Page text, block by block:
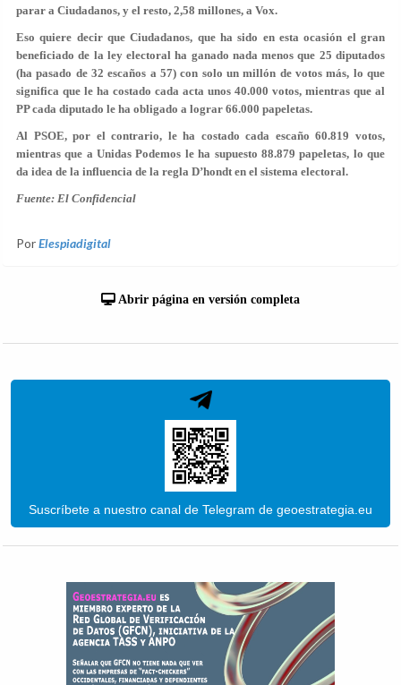
parar a Ciudadanos, y el resto, 2,58 millones, a Vox.
Eso quiere decir que Ciudadanos, que ha sido en esta ocasión el gran
beneficiado de la ley electoral ha ganado nada menos que 25 diputados
(ha pasado de 32 escaños a 57) con solo un millón de votos más, lo que
significa que le ha costado cada acta unos 40.000 votos, mientras que al
PP cada diputado le ha obligado a lograr 66.000 papeletas.
Al PSOE, por el contrario, le ha costado cada escaño 60.819 votos,
mientras que a Unidas Podemos le ha supuesto 88.879 papeletas, lo que
da idea de la influencia de la regla D’hondt en el sistema electoral.
Fuente: El Confidencial
PorElespiadigital
Abrir página en versión completa
Suscríbete a nuestro canal de Telegram de geoestrategia.eu